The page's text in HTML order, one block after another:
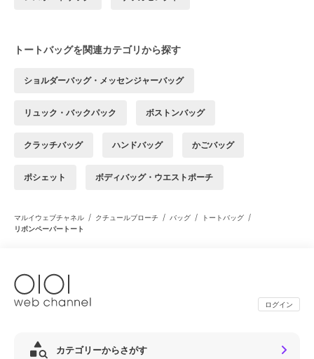
トートバッグを関連カテゴリから探す
ショルダーバッグ・メッセンジャーバッグ
リュック・バックパック ボストンバッグ
クラッチバッグ ハンドバッグ かごバッグ
ポシェット ボディバッグ・ウエストポーチ
マルイウェブチャネル / クチュールブローチ / バッグ / トートバッグ /
リボンペーパートート
ログイン
カテゴリーからさがす